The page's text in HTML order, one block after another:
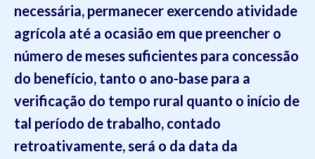
necessária, permanecer exercendo atividade
agrícola até a ocasião em que preencher o
número de meses suficientes para concessão
do benefício, tanto o ano-base para a
verificação do tempo rural quanto o início de
tal período de trabalho, contado
retroativamente, será o da data da